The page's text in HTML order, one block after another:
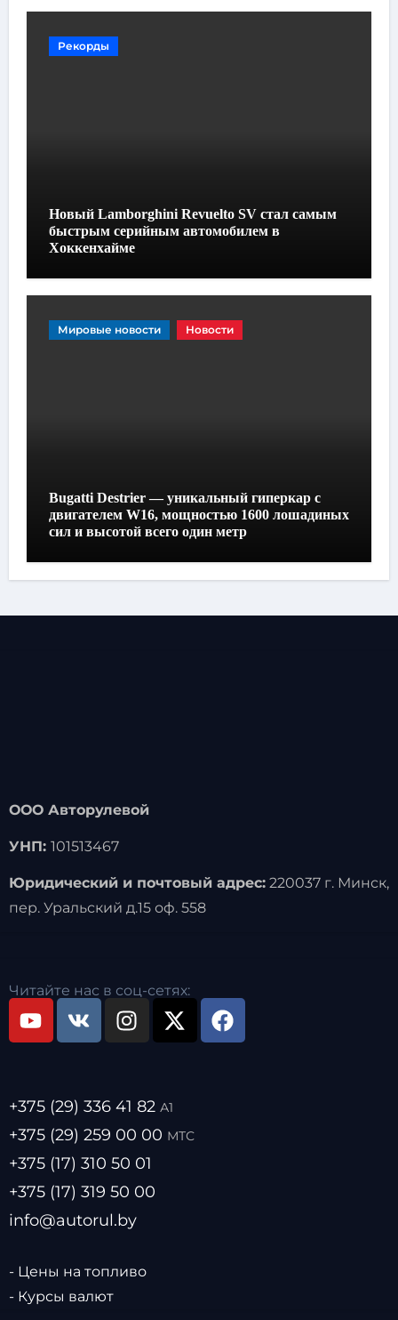
Рекорды
Новый Lamborghini Revuelto SV стал самым
быстрым серийным автомобилем в
Хоккенхайме
Мировые новости Новости
Bugatti Destrier — уникальный гиперкар с
двигателем W16, мощностью 1600 лошадиных
сил и высотой всего один метр
ООО Авторулевой
УНП: 101513467
Юридический и почтовый адрес:220037 г. Минск,
пер. Уральский д.15 оф. 558
Читайте нас в соц-сетях:
+375 (29) 336 41 82 А1
+375 (29) 259 00 00 МТС
+375 (17) 310 50 01
+375 (17) 319 50 00
info@autorul.by
- Цены на топливо
- Курсы валют